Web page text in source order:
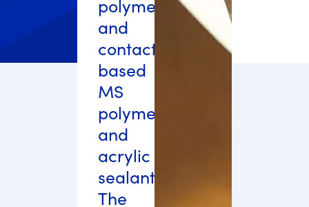
polymer
and
contact
based
MS
polymer
and
acrylic
sealants.
The